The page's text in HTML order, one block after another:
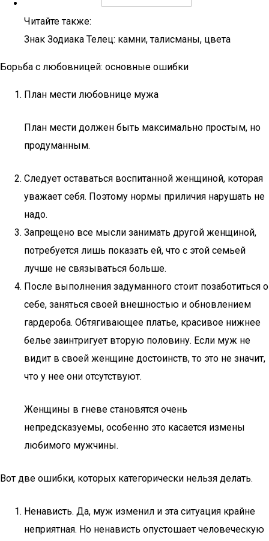
Читайте также:
Знак Зодиака Телец: камни, талисманы, цвета
Борьба с любовницей: основные ошибки
План мести любовнице мужа
План мести должен быть максимально простым, но
продуманным.
Следует оставаться воспитанной женщиной, которая
уважает себя. Поэтому нормы приличия нарушать не
надо.
Запрещено все мысли занимать другой женщиной,
потребуется лишь показать ей, что с этой семьей
лучше не связываться больше.
После выполнения задуманного стоит позаботиться о
себе, заняться своей внешностью и обновлением
гардероба. Обтягивающее платье, красивое нижнее
белье заинтригует вторую половину. Если муж не
видит в своей женщине достоинств, то это не значит,
что у нее они отсутствуют.
Женщины в гневе становятся очень
непредсказуемы, особенно это касается измены
любимого мужчины.
Вот две ошибки, которых категорически нельзя делать.
Ненависть. Да, муж изменил и эта ситуация крайне
неприятная. Но ненависть опустошает человеческую